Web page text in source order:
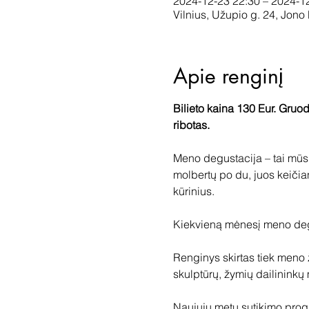
Vilnius, Užupio g. 24,
Apie renginį
Bilieto kaina 130 Eur.
ribotas.
Meno degustacija – tai
molbertų po du, juos
kūrinius.
Kiekvieną mėnesį meno
Renginys skirtas tiek
skulptūrų, žymių dailininkų